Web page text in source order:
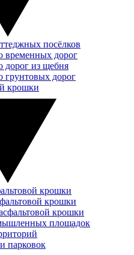
посёлков
временных дорог
дорог из щебня
грунтовых дорог
крошки
крошки
крошки
крошки
площадок
парковок